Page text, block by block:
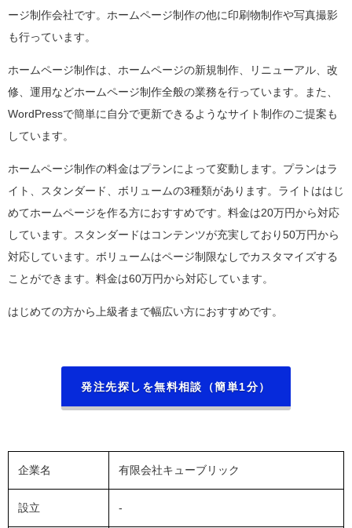
ージ制作会社です。ホームページ制作の他に印刷物制作や写真撮影
も行っています。
ホームページ制作は、ホームページの新規制作、リニューアル、改
修、運用などホームページ制作全般の業務を行っています。また、
WordPressで簡単に自分で更新できるようなサイト制作のご提案も
しています。
ホームページ制作の料金はプランによって変動します。プランはラ
イト、スタンダード、ボリュームの3種類があります。ライトははじ
めてホームページを作る方におすすめです。料金は20万円から対応
しています。スタンダードはコンテンツが充実しており50万円から
対応しています。ボリュームはページ制限なしでカスタマイズする
ことができます。料金は60万円から対応しています。
はじめての方から上級者まで幅広い方におすすめです。
発注先探しを無料相談（簡単1分）
企業名 有限会社キューブリック
設立 -